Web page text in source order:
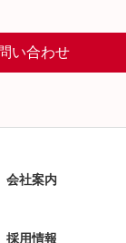
い合わせ
会社案内
採用情報